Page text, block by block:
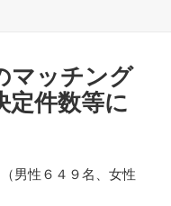
マッチング
定件数等に
男性６４９名、女性